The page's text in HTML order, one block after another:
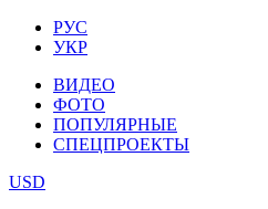
РУС
УКР
ВИДЕО
ФОТО
ПОПУЛЯРНЫЕ
СПЕЦПРОЕКТЫ
USD